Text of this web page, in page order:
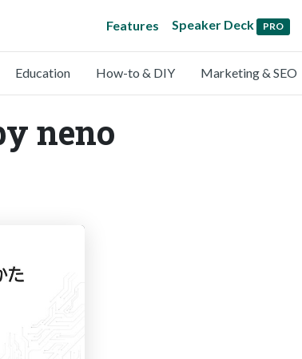
Features Speaker Deck PRO
Education How-to & DIY Marketing & SEO
neno